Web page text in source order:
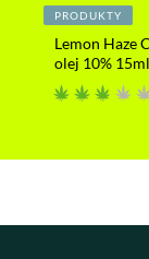
PRODUKTY
Lemon Haze
olej 10% 15ml